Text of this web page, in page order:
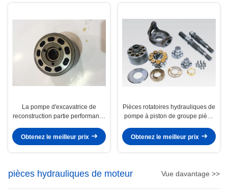
La pompe d'excavatrice de
reconstruction partie performance
JRR051B la haute
Obtenez le meilleur prix
Pièces rotatoires hydrauliques de
pompe à piston de groupe pièce
E200b 320
Obtenez le meilleur prix
pièces hydrauliques de moteur Vue davantage >>